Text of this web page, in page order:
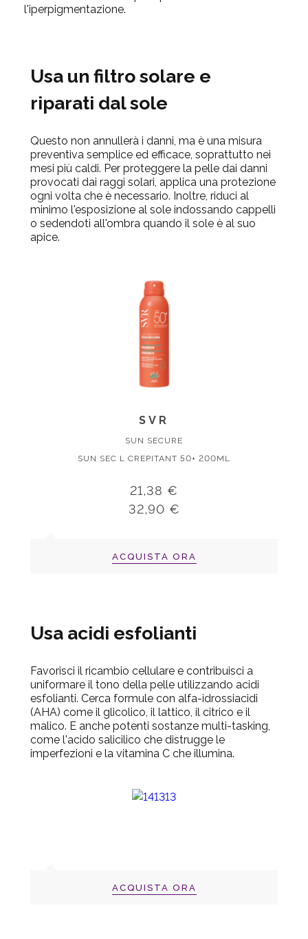
l'iperpigmentazione.
Usa un filtro solare e
riparati dal sole
Questo non annullerà i danni, ma è una misura
preventiva semplice ed efficace, soprattutto nei
mesi più caldi. Per proteggere la pelle dai danni
provocati dai raggi solari, applica una protezione
ogni volta che è necessario. Inoltre, riduci al
minimo l'esposizione al sole indossando cappelli
o sedendoti all'ombra quando il sole è al suo
apice.
SVR
SUN SECURE
SUN SEC L CREPITANT 50+ 200ML
21,38 €
32,90 €
ACQUISTA ORA
Usa acidi esfolianti
Favorisci il ricambio cellulare e contribuisci a
uniformare il tono della pelle utilizzando acidi
esfolianti. Cerca formule con alfa-idrossiacidi
(AHA) come il glicolico, il lattico, il citrico e il
malico. E anche potenti sostanze multi-tasking,
come l'acido salicilico che distrugge le
imperfezioni e la vitamina C che illumina.
ACQUISTA ORA